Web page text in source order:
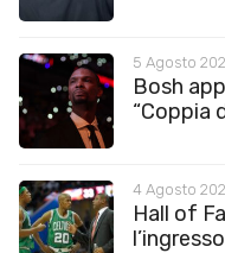
5 Agosto
Bosh
“Coppia
4 Agosto
Hall of